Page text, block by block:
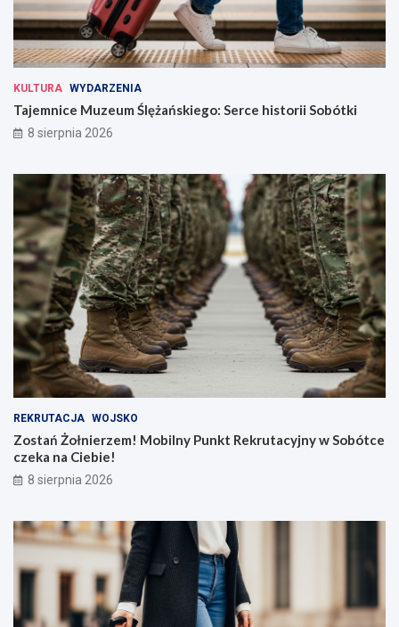
KULTURA WYDARZENIA
Tajemnice Muzeum Ślężańskiego: Serce historii Sobótki
8 sierpnia 2026
REKRUTACJA WOJSKO
Zostań Żołnierzem! Mobilny Punkt Rekrutacyjny w Sobótce
czeka na Ciebie!
8 sierpnia 2026